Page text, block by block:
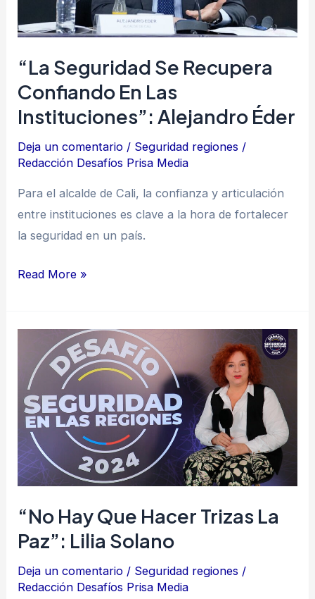
“La Seguridad Se Recupera
Confiando En Las
Instituciones”: Alejandro Éder
Deja un comentario / Seguridad regiones /
Redacción Desafíos Prisa Media
Para el alcalde de Cali, la confianza y articulación
entre instituciones es clave a la hora de fortalecer
la seguridad en un país.
instituciones”:
Alejandro
Read More »
“No Hay Que Hacer Trizas La
Paz”: Lilia Solano
Deja un comentario / Seguridad regiones /
Redacción Desafíos Prisa Media
que
hacer
trizas
la
paz”:
Lilia
Solano